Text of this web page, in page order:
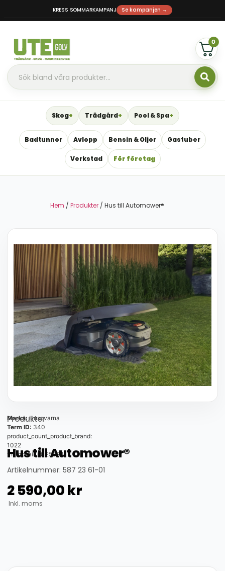
KRESS SOMMARKAMPANJ Se kampanjen →
0
Skog Trädgård Pool & Spa
Badtunnor Avlopp Bensin & Oljor Gastuber
Verkstad För företag
Hem / Produkter / Hus till Automower®
Produkter
Marka: Husqvarna
Term ID: 340
product_count_product_brand:
1022
thumbnail_id: 25324
Hus till Automower®
Artikelnummer: 587 23 61-01
2 590,00kr
Inkl. moms